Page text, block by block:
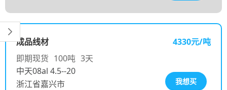
成品线材 4330元/吨
我想买
即期现货 100吨 3天
中天08al 4.5--20
浙江省嘉兴市